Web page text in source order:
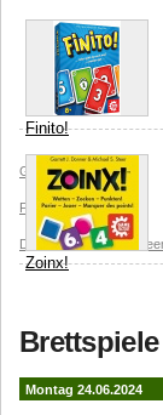
Finito!
Gamefactory (Game
Factory) Garrett J.
Donner Michael S.
Zoinx!
Factory) Garrett J.
Donner Michael S.
Montag 24.06.2024